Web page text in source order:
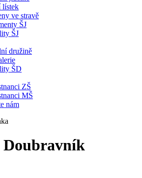
lístek
ve stravě
ŠJ
ŠJ
družině
ŠD
ZŠ
MŠ
nám
Doubravník